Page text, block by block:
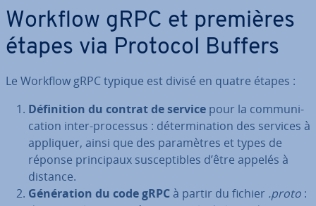
Workflow gRPC et premières
étapes via Protocol Buffers
Le Workflow gRPC typique est divisé en quatre étapes :
Dé­fi­ni­tion du contrat de service pour la com­mu­ni­
ca­tion inter-processus : dé­ter­mi­na­tion des services à
appliquer, ainsi que des pa­ra­mètres et types de
réponse prin­ci­paux sus­cep­tibles d’être appelés à
distance.
Gé­né­ra­tion du code gRPCà partir du fichier .proto :